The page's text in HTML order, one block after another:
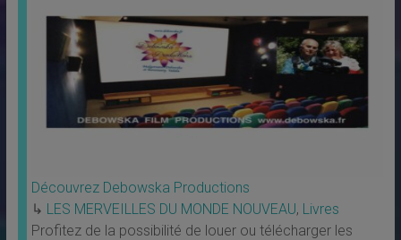
Découvrez Debowska Productions
↳ LES MERVEILLES DU MONDE NOUVEAU, Livres
Profitez de la possibilité de louer ou télécharger les